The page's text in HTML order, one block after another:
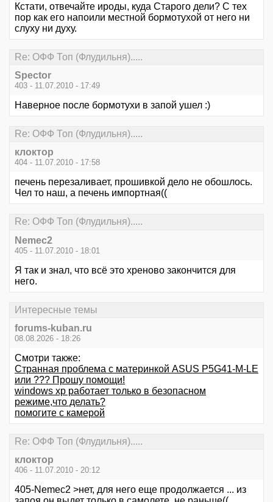
Кстати, отвечайте ироды, куда Старого дели? С тех
пор как его напоили местной бормотухой от него ни
слуху ни духу.
Re: ОФФ Топ (Флудильня).....
Spector
403 - 11.07.2010 - 17:49
Наверное после бормотухи в запой ушел :)
Re: ОФФ Топ (Флудильня).....
клоктор
404 - 11.07.2010 - 17:58
печень перезаливает, прошивкой дело не обошлось.
Чел то наш, а печень импортная((
Re: ОФФ Топ (Флудильня).....
Nemec2
405 - 11.07.2010 - 18:01
Я так и знал, что всё это хреново закончится для
него.
Интересные темы
forums-kuban.ru
08.08.2026 - 18:26
Смотри также:
Странная проблема с материнкой ASUS P5G41-M-LE
или ??? Прошу помощи!
windows xp работает только в безопасном
режиме,что делать?
помогите с камерой
Re: ОФФ Топ (Флудильня).....
клоктор
406 - 11.07.2010 - 20:12
405-Nemec2 >нет, для него еще продолжается ... из